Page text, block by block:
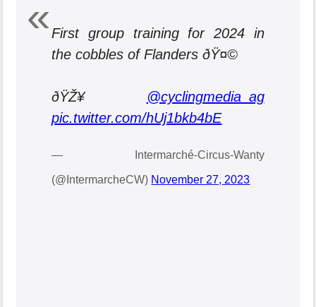
First group training for 2024 in
the cobbles of Flanders ðŸ¤©
ðŸŽ¥
@cyclingmedia_ag
pic.twitter.com/hUj1bkb4bE
— Intermarché-Circus-Wanty
(@IntermarcheCW) November 27, 2023